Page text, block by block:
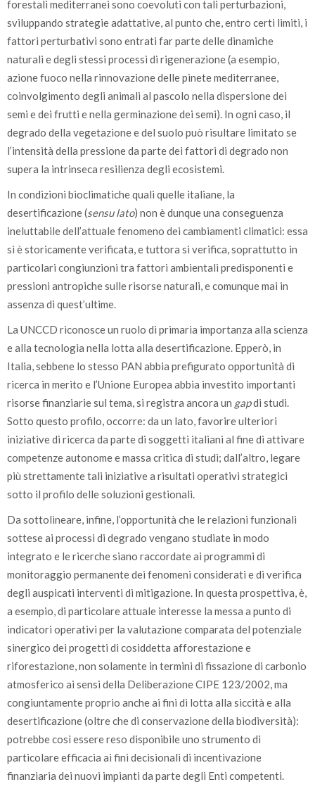
forestali mediterranei sono coevoluti con tali perturbazioni,
sviluppando strategie adattative, al punto che, entro certi limiti, i
fattori perturbativi sono entrati far parte delle dinamiche
naturali e degli stessi processi di rigenerazione (a esempio,
azione fuoco nella rinnovazione delle pinete mediterranee,
coinvolgimento degli animali al pascolo nella dispersione dei
semi e dei frutti e nella germinazione dei semi). In ogni caso, il
degrado della vegetazione e del suolo può risultare limitato se
l’intensità della pressione da parte dei fattori di degrado non
supera la intrinseca resilienza degli ecosistemi.
In condizioni bioclimatiche quali quelle italiane, la
desertificazione (sensu lato) non è dunque una conseguenza
ineluttabile dell’attuale fenomeno dei cambiamenti climatici: essa
si è storicamente verificata, e tuttora si verifica, soprattutto in
particolari congiunzioni tra fattori ambientali predisponenti e
pressioni antropiche sulle risorse naturali, e comunque mai in
assenza di quest’ultime.
La UNCCD riconosce un ruolo di primaria importanza alla scienza
e alla tecnologia nella lotta alla desertificazione. Epperò, in
Italia, sebbene lo stesso PAN abbia prefigurato opportunità di
ricerca in merito e l’Unione Europea abbia investito importanti
risorse finanziarie sul tema, si registra ancora un gapdi studi.
Sotto questo profilo, occorre: da un lato, favorire ulteriori
iniziative di ricerca da parte di soggetti italiani al fine di attivare
competenze autonome e massa critica di studi; dall’altro, legare
più strettamente tali iniziative a risultati operativi strategici
sotto il profilo delle soluzioni gestionali.
Da sottolineare, infine, l’opportunità che le relazioni funzionali
sottese ai processi di degrado vengano studiate in modo
integrato e le ricerche siano raccordate ai programmi di
monitoraggio permanente dei fenomeni considerati e di verifica
degli auspicati interventi di mitigazione. In questa prospettiva, è,
a esempio, di particolare attuale interesse la messa a punto di
indicatori operativi per la valutazione comparata del potenziale
sinergico dei progetti di cosiddetta afforestazione e
riforestazione, non solamente in termini di fissazione di carbonio
atmosferico ai sensi della Deliberazione CIPE 123/2002, ma
congiuntamente proprio anche ai fini di lotta alla siccità e alla
desertificazione (oltre che di conservazione della biodiversità):
potrebbe così essere reso disponibile uno strumento di
particolare efficacia ai fini decisionali di incentivazione
finanziaria dei nuovi impianti da parte degli Enti competenti.